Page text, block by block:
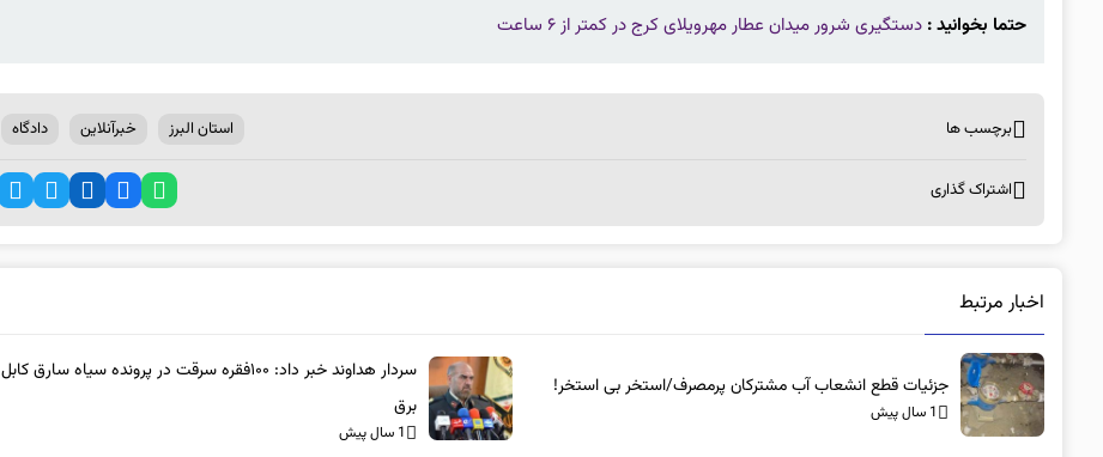
حتما بخوانید : دستگیری شرور میدان عطار مهرویلای کرج در کمتر از ۶ ساعت
برچسب ها استان البرز خبرآنلاین دادگاه
اشتراک گذاری
اخبار مرتبط
جزئیات قطع انشعاب آب مشترکان پرمصرف/استخر بی استخر!
1 سال پیش
سردار هداوند خبر داد: ۱۰۰فقره سرقت در پرونده سیاه سارق کابل
برق
1 سال پیش